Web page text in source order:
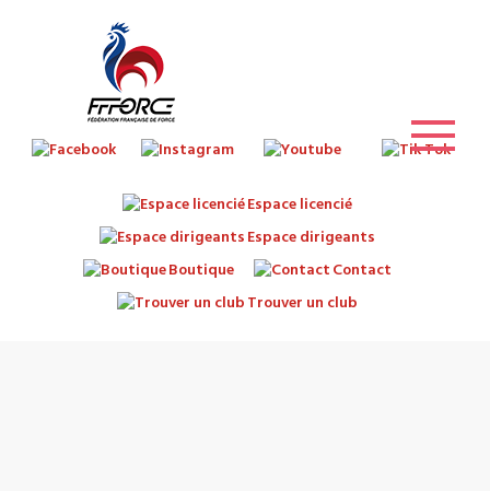
Espace licencié
Espace dirigeants
Boutique
Contact
Trouver un club